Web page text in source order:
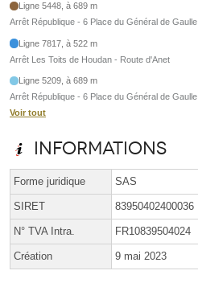
Ligne 5448, à 689 m
Arrêt République - 6 Place du Général de Gaulle
Ligne 7817, à 522 m
Arrêt Les Toits de Houdan - Route d'Anet
Ligne 5209, à 689 m
Arrêt République - 6 Place du Général de Gaulle
Voir tout
Informations
Forme juridique SAS
SIRET 83950402400036
N° TVA Intra. FR10839504024
Création 9 mai 2023